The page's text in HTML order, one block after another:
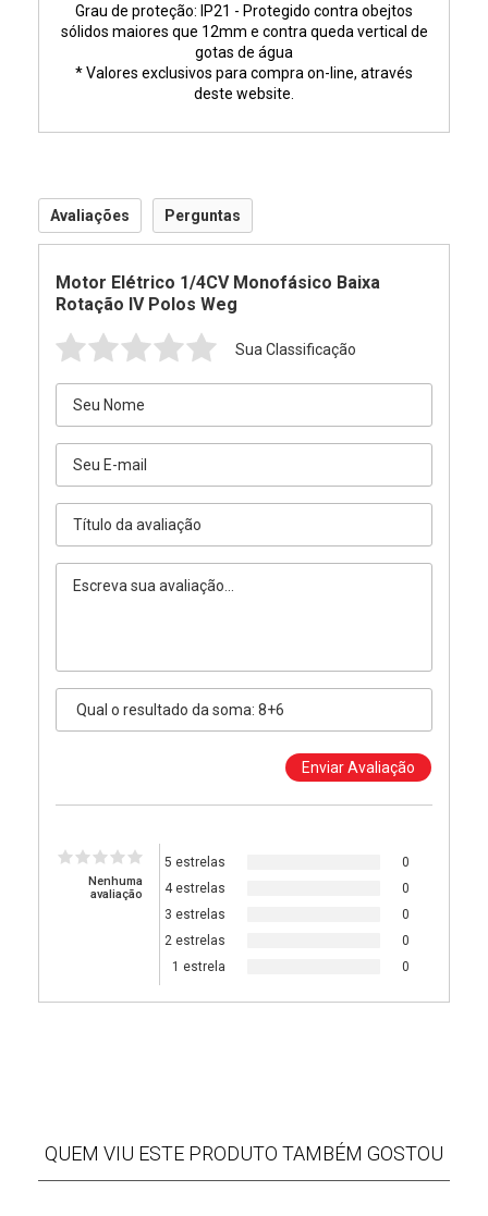
Grau de proteção: IP21 - Protegido contra obejtos
sólidos maiores que 12mm e contra queda vertical de
gotas de água
* Valores exclusivos para compra on-line, através
deste website.
Avaliações Perguntas
Motor Elétrico 1/4CV Monofásico Baixa
Rotação IV Polos Weg
Sua Classificação
Nenhuma
avaliação
5 estrelas
0
4 estrelas
0
3 estrelas
0
2 estrelas
0
1 estrela
0
QUEM VIU ESTE PRODUTO TAMBÉM GOSTOU